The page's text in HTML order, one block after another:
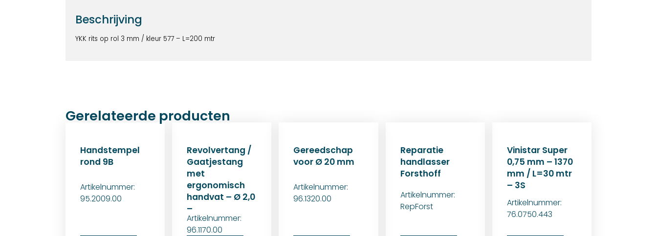
Beschrijving
YKK rits op rol 3 mm / kleur 577 – L=200 mtr
Gerelateerde producten
Handstempel
rond 9B
Artikelnummer:
95.2009.00
Revolvertang /
Gaatjestang
met
ergonomisch
handvat – Ø 2,0
–
Artikelnummer:
96.1170.00
Gereedschap
voor Ø 20 mm
Artikelnummer:
96.1320.00
Reparatie
handlasser
Forsthoff
Artikelnummer:
RepForst
Vinistar Super
0,75 mm – 1370
mm / L=30 mtr
– 3S
Artikelnummer:
76.0750.443